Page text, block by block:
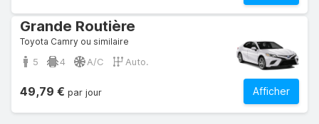
Grande Routière
Toyota Camry ou similaire
5 4 A/C Auto.
Afficher
49,79 € par jour